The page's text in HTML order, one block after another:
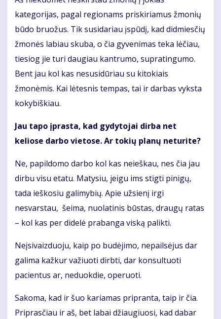
kategorijas, pagal regionams priskiriamus žmonių
būdo bruožus. Tik susidariau įspūdį, kad didmiesčių
žmonės labiau skuba, o čia gyvenimas teka lėčiau,
tiesiog jie turi daugiau kantrumo, supratingumo.
Bent jau kol kas nesusidūriau su kitokiais
žmonėmis. Kai lėtesnis tempas, tai ir darbas vyksta
kokybiškiau.
Jau tapo įprasta, kad gydytojai dirba net
keliose darbo vietose. Ar tokių planų neturite?
Ne, papildomo darbo kol kas neieškau, nes čia jau
dirbu visu etatu. Matysiu, jeigu ims stigti pinigų,
tada ieškosiu galimybių. Apie užsienį irgi
nesvarstau, šeima, nuolatinis būstas, draugų ratas
– kol kas per didelė prabanga viską palikti.
Neįsivaizduoju, kaip po budėjimo, nepailsėjus dar
galima kažkur važiuoti dirbti, dar konsultuoti
pacientus ar, neduokdie, operuoti.
Sakoma, kad ir šuo kariamas pripranta, taip ir čia.
Priprasčiau ir aš, bet labai džiaugiuosi, kad dabar